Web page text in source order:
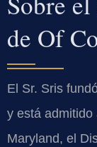
de Of
El Sr. Sris
y está admitido
Maryland, el